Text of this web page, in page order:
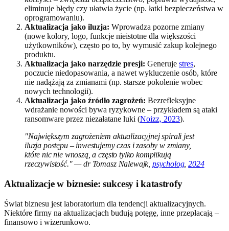
eliminuje błędy czy ułatwia życie (np. łatki bezpieczeństwa w
oprogramowaniu).
Aktualizacja jako iluzja: Wprowadza pozorne zmiany
(nowe kolory, logo, funkcje nieistotne dla większości
użytkowników), często po to, by wymusić zakup kolejnego
produktu.
Aktualizacja jako narzędzie presji: Generuje stres,
poczucie niedopasowania, a nawet wykluczenie osób, które
nie nadążają za zmianami (np. starsze pokolenie wobec
nowych technologii).
Aktualizacja jako źródło zagrożeń: Bezrefleksyjne
wdrażanie nowości bywa ryzykowne – przykładem są ataki
ransomware przez niezałatane luki (Noizz, 2023).
"Największym zagrożeniem aktualizacyjnej spirali jest
iluzja postępu – inwestujemy czas i zasoby w zmiany,
które nic nie wnoszą, a często tylko komplikują
rzeczywistość." — dr Tomasz Nalewajk, psycholog,2024
Aktualizacje w biznesie: sukcesy i katastrofy
Świat biznesu jest laboratorium dla tendencji aktualizacyjnych.
Niektóre firmy na aktualizacjach budują potęgę, inne przepłacają –
finansowo i wizerunkowo.